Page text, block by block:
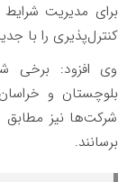
برای مدیریت
کنترل‌پذیری را با
وی افزود: برخی
بلوچستان و
شرکت‌ها نیز مطابق
برسانند.